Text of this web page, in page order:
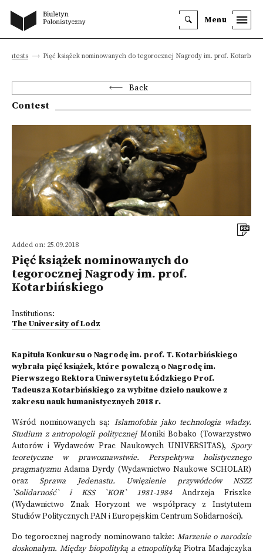
Menu
Contests Pięć książek nominowanych do tegorocznej Nagrody im. prof.
Back
Contest
Added on: 25.09.2018
Pięć książek nominowanych do
tegorocznej Nagrody im. prof.
Kotarbińskiego
Institutions:
The University of Lodz
Kapituła Konkursu o Nagrodę im. prof. T. Kotarbińskiego
wybrała pięć książek, które powalczą o Nagrodę im.
Pierwszego Rektora Uniwersytetu Łódzkiego Prof.
Tadeusza Kotarbińskiego za wybitne dzieło naukowe z
zakresu nauk humanistycznych 2018 r.
Wśród nominowanych są: Islamofobia jako technologia władzy.
Studium z antropologii politycznejMoniki Bobako (Towarzystwo
Autorów i Wydawców Prac Naukowych UNIVERSITAS), Spory
teoretyczne w prawoznawstwie. Perspektywa holistycznego
pragmatyzmu Adama Dyrdy (Wydawnictwo Naukowe SCHOLAR)
orazSprawa Jedenastu. Uwięzienie przywódców NSZZ
`Solidarność` i KSS `KOR` 1981-1984Andrzeja Friszke
(Wydawnictwo Znak Horyzont we współpracy z Instytutem
Studiów Politycznych PAN i Europejskim Centrum Solidarności).
Do tegorocznej nagrody nominowano także: Marzenie o narodzie
doskonałym. Między biopolityką a etnopolityką Piotra Madajczyka